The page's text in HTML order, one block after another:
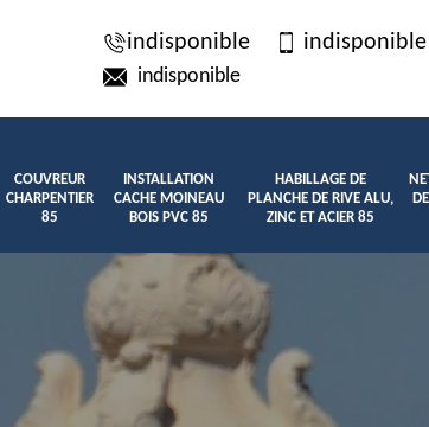
indisponible indisponible
indisponible
COUVREUR
CHARPENTIER
85
INSTALLATION
CACHE MOINEAU
BOIS PVC 85
HABILLAGE DE
PLANCHE DE RIVE ALU,
ZINC ET ACIER 85